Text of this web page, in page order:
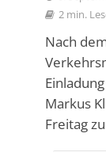
2 min.
Nach
Markus
Freitag